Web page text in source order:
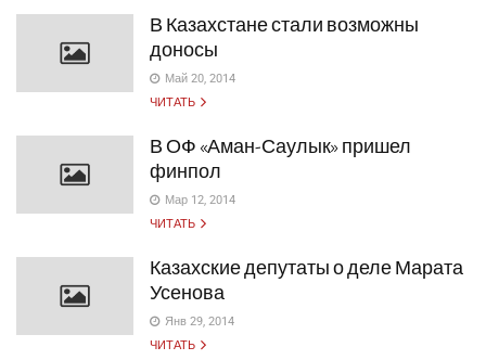
В Казахстане стали возможны
доносы
Май 20, 2014
ЧИТАТЬ
В ОФ «Аман-Саулык» пришел
финпол
Мар 12, 2014
ЧИТАТЬ
Казахские депутаты о деле Марата
Усенова
Янв 29, 2014
ЧИТАТЬ